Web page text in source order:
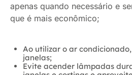
apenas quando necessário e
que é mais econômico;
Ao utilizar o ar
janelas;
Evite acender lâmpadas